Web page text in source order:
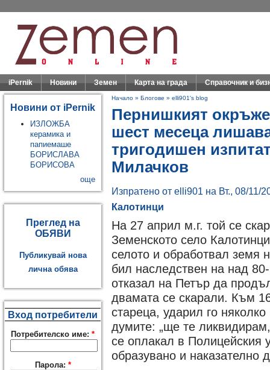
iPernik Новини Земен Карта на града Справочник и
Новини от iPernik
ИЗЛОЖБА
керамика и
папиемаше
БОРИСЛАВА
БОРИСОВА
още
Преглед на
ОБЯВИ
Публикувай нова
лична обява
Вход потребители
Потребителско име: *
Парола: *
Начало » Блогове » elli901's blog
Пернишкият
шест месеца
тригодишен
Милачков
Изпратено от elli901 на Вт., 08/11/
Калотинци
На 27 април м.г. той се
Земенското село
селото и обработвал
бил наследствен на над
отказал на Петър да
двамата се скарали. Към
стареца, ударил го
думите: „ще те
се оплакал в Полицейския
образувано и наказателно